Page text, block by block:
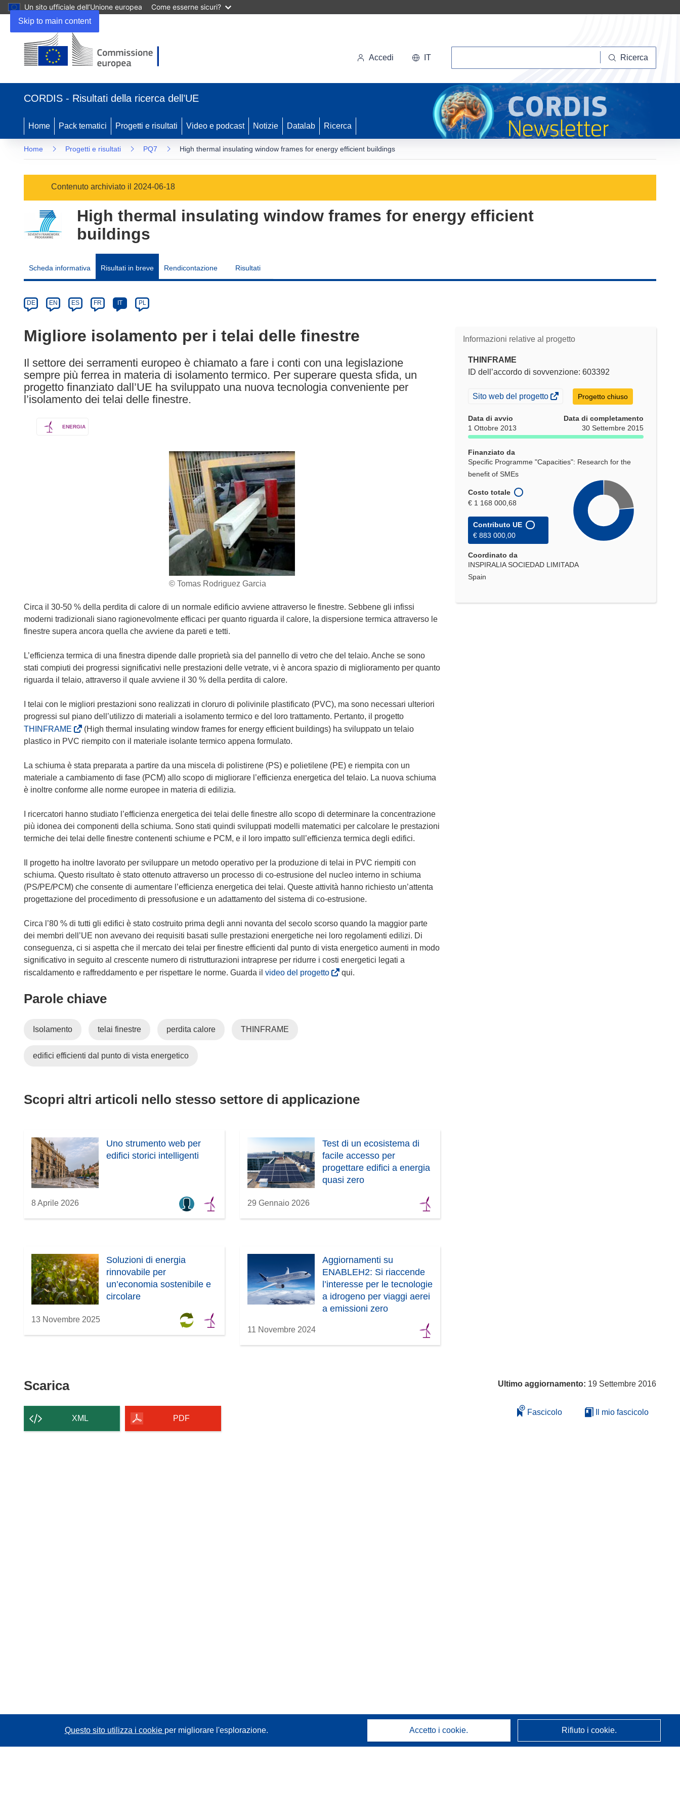
Skip to main content
Un sito ufficiale dell’Unione europea Come esserne sicuri?
in
nuova
finestra)
Accedi IT Ricerca
CORDIS - Risultati della ricerca dell’UE
Home Pack tematici Progetti e risultati Video e podcast Notizie Datalab Ricerca
Home Progetti e risultati PQ7 High thermal insulating window frames for energy efficient buildings
Contenuto archiviato il 2024-06-18
High thermal insulating window frames for energy efficient
buildings
Scheda informativa Risultati in breve Rendicontazione Risultati
Category
Article
available
the
languages:
DE EN ES FR IT PL
Migliore isolamento per i telai delle finestre
Il settore dei serramenti europeo è chiamato a fare i conti con una legislazione
sempre più ferrea in materia di isolamento termico. Per superare questa sfida, un
progetto finanziato dall’UE ha sviluppato una nuova tecnologia conveniente per
l’isolamento dei telai delle finestre.
ENERGIA
© Tomas Rodriguez Garcia
Circa il 30-50 % della perdita di calore di un normale edificio avviene attraverso le finestre. Sebbene gli infissi
moderni tradizionali siano ragionevolmente efficaci per quanto riguarda il calore, la dispersione termica attraverso le
finestre supera ancora quella che avviene da pareti e tetti.
L’efficienza termica di una finestra dipende dalle proprietà sia del pannello di vetro che del telaio. Anche se sono
stati compiuti dei progressi significativi nelle prestazioni delle vetrate, vi è ancora spazio di miglioramento per quanto
riguarda il telaio, attraverso il quale avviene il 30 % della perdita di calore.
I telai con le migliori prestazioni sono realizzati in cloruro di polivinile plastificato (PVC), ma sono necessari ulteriori
progressi sul piano dell’utilizzo di materiali a isolamento termico e del loro trattamento. Pertanto, il progetto
THINFRAME
s
a
p
r
i
n
u
a
n
u
o
a
f
i
n
e
t
)
(High thermal insulating window frames for energy efficient buildings) ha sviluppato un telaio
plastico in PVC riempito con il materiale isolante termico appena formulato.
La schiuma è stata preparata a partire da una miscela di polistirene (PS) e polietilene (PE) e riempita con un
materiale a cambiamento di fase (PCM) allo scopo di migliorare l’efficienza energetica del telaio. La nuova schiuma
è inoltre conforme alle norme europee in materia di edilizia.
I ricercatori hanno studiato l’efficienza energetica dei telai delle finestre allo scopo di determinare la concentrazione
più idonea dei componenti della schiuma. Sono stati quindi sviluppati modelli matematici per calcolare le prestazioni
termiche dei telai delle finestre contenenti schiume e PCM, e il loro impatto sull’efficienza termica degli edifici.
Il progetto ha inoltre lavorato per sviluppare un metodo operativo per la produzione di telai in PVC riempiti con
schiuma. Questo risultato è stato ottenuto attraverso un processo di co-estrusione del nucleo interno in schiuma
(PS/PE/PCM) che consente di aumentare l’efficienza energetica dei telai. Queste attività hanno richiesto un’attenta
progettazione del procedimento di pressofusione e un adattamento del sistema di co-estrusione.
Circa l’80 % di tutti gli edifici è stato costruito prima degli anni novanta del secolo scorso quando la maggior parte
dei membri dell’UE non avevano dei requisiti basati sulle prestazioni energetiche nei loro regolamenti edilizi. Di
conseguenza, ci si aspetta che il mercato dei telai per finestre efficienti dal punto di vista energetico aumenti in modo
significativo in seguito al crescente numero di ristrutturazioni intraprese per ridurre i costi energetici legati a
riscaldamento e raffreddamento e per rispettare le norme. Guarda il video del progetto(
a
o
v
a
a
)
qui.
Parole chiave
Isolamento telai finestre perdita calore THINFRAME
edifici efficienti dal punto di vista energetico
Scopri altri articoli nello stesso settore di applicazione
Uno strumento web per
edifici storici intelligenti
8 Aprile 2026
Test di un ecosistema di
facile accesso per
progettare edifici a energia
quasi zero
29 Gennaio 2026
Soluzioni di energia
rinnovabile per
un’economia sostenibile e
circolare
13 Novembre 2025
Aggiornamenti su
ENABLEH2: Si riaccende
l’interesse per le tecnologie
a idrogeno per viaggi aerei
a emissioni zero
11 Novembre 2024
Informazioni relative al progetto
THINFRAME
ID dell’accordo di sovvenzione: 603392
(si
una
nuova
finestra)
Sito web del progetto Progetto chiuso
Data di avvio
1 Ottobre 2013
Data di completamento
30 Settembre 2015
Finanziato da
Specific Programme "Capacities": Research for the
benefit of SMEs
Costo totale
€ 1 168 000,68
Contributo UE
€ 883 000,00
Coordinato da
INSPIRALIA SOCIEDAD LIMITADA
Spain
ScaricaScarica
contenuto
della
XML PDF
Ultimo aggiornamento: 19 Settembre 2016
Fascicolo Il mio fascicolo
Questo sito utilizza i cookie per migliorare l'esplorazione. Accetto i cookie. Rifiuto i cookie.